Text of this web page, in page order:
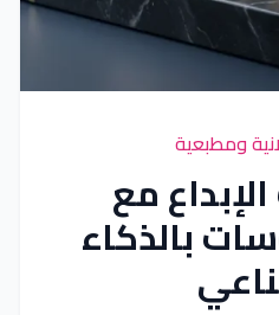
ومطبعية
مع
بالذكاء